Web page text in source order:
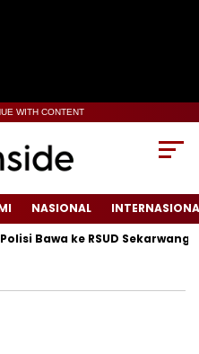
WITH CONTENT
NASIONAL
Bawa ke RSUD Sekarwangi‎